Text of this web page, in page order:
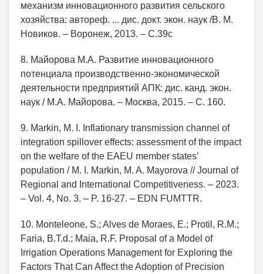
механизм инновационного развития сельского
хозяйства: автореф. ... дис. докт. экон. наук /В. М.
Новиков. – Воронеж, 2013. – С.39с
8. Майорова М.А. Развитие инновационного
потенциала производственно-экономической
деятельности предприятий АПК: дис. канд. экон.
наук / М.А. Майорова. – Москва, 2015. – С. 160.
9. Markin, M. I. Inflationary transmission channel of
integration spillover effects: assessment of the impact
on the welfare of the EAEU member states’
population / M. I. Markin, M. A. Mayorova // Journal of
Regional and International Competitiveness. – 2023.
– Vol. 4, No. 3. – P. 16-27. – EDN FUMTTR.
10. Monteleone, S.; Alves de Moraes, E.; Protil, R.M.;
Faria, B.T.d.; Maia, R.F. Proposal of a Model of
Irrigation Operations Management for Exploring the
Factors That Can Affect the Adoption of Precision